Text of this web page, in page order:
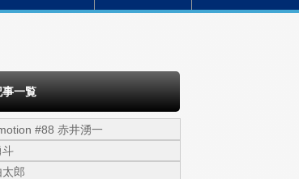
一覧
#88 赤井湧一
斗
郎